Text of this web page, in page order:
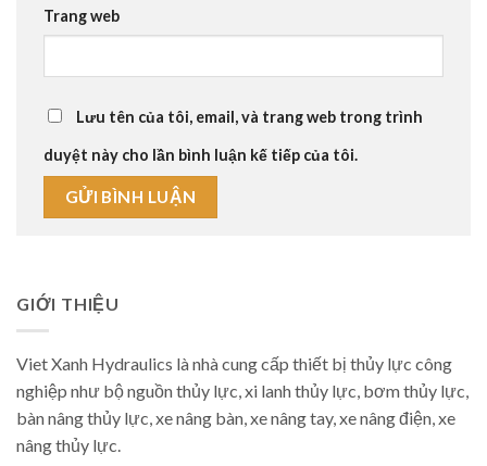
Trang web
Lưu tên của tôi, email, và trang web trong trình
duyệt này cho lần bình luận kế tiếp của tôi.
GIỚI THIỆU
Viet Xanh Hydraulics là nhà cung cấp thiết bị thủy lực công
nghiệp như bộ nguồn thủy lực, xi lanh thủy lực, bơm thủy lực,
bàn nâng thủy lực, xe nâng bàn, xe nâng tay, xe nâng điện, xe
nâng thủy lực.